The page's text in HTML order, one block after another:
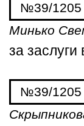
№39/1205
Минько
за заслуги
№39/1205